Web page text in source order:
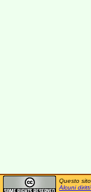
Questo
Alcuni